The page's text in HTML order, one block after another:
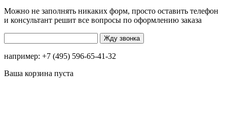
Можно не заполнять никаких форм, просто оставить телефон
и консультант решит все вопросы по оформлению заказа
например: +7 (495) 596-65-41-32
Ваша корзина пуста